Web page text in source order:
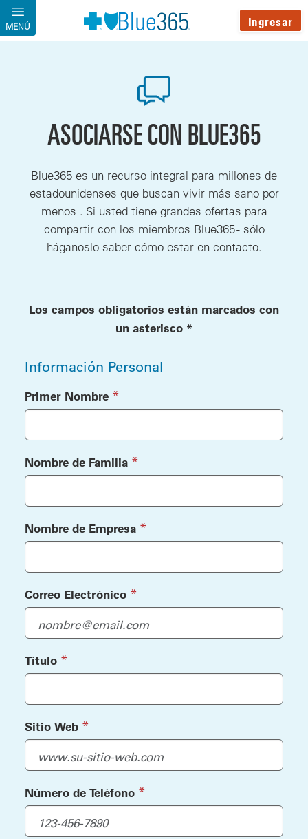
Pasar al contenido principal
MENÚ Ingresar
ASOCIARSE CON BLUE365
Blue365 es un recurso integral para millones de
estadounidenses que buscan vivir más sano por
menos . Si usted tiene grandes ofertas para
compartir con los miembros Blue365 - sólo
háganoslo saber cómo estar en contacto.
Los campos obligatorios están marcados con
un asterisco *
Información Personal
Primer Nombre (required)
*
Nombre de Familia (required)
*
Nombre de Empresa (required)
*
Correo Electrónico (required)
*
Título (required)
*
Sitio Web (required)
*
Número de Teléfono (required)
*